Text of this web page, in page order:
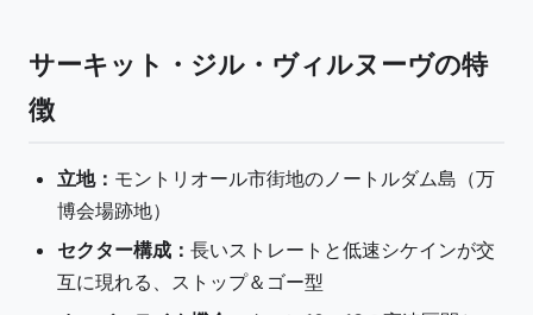
サーキット・ジル・ヴィルヌーヴの特
徴
立地： モントリオール市街地のノートルダム島（万
博会場跡地）
セクター構成： 長いストレートと低速シケインが交
互に現れる、ストップ＆ゴー型